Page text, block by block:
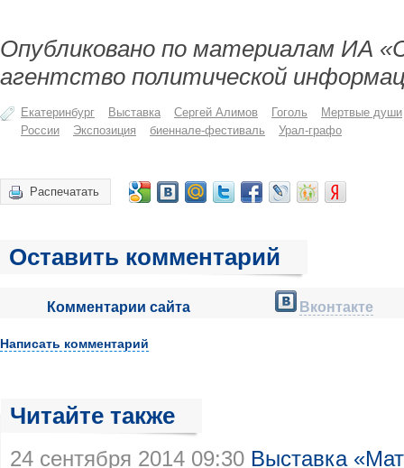
Опубликовано по материалам ИА
агентство политической
Екатеринбург Выставка Сергей Алимов Гоголь
Мертвые души
России
Экспозиция биеннале-фестиваль Урал-графо
Распечатать
Оставить комментарий
Комментарии сайта Вконтакте
Написать комментарий
Читайте также
24 сентября 2014 09:30 Выставка